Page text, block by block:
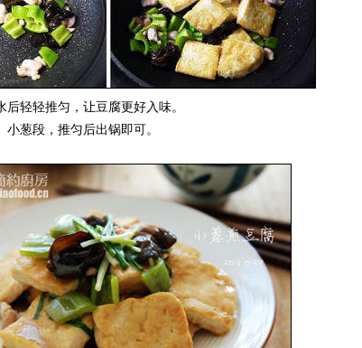
轻轻推匀，让豆腐更好入味。
葱段，推匀后出锅即可。